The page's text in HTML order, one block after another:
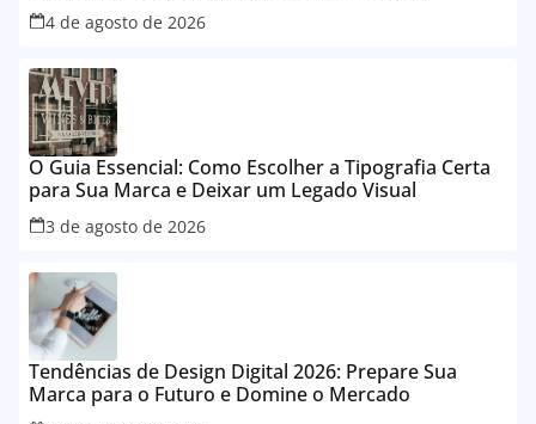
4 de agosto de 2026
O Guia Essencial: Como Escolher a Tipografia Certa
para Sua Marca e Deixar um Legado Visual
3 de agosto de 2026
Tendências de Design Digital 2026: Prepare Sua
Marca para o Futuro e Domine o Mercado